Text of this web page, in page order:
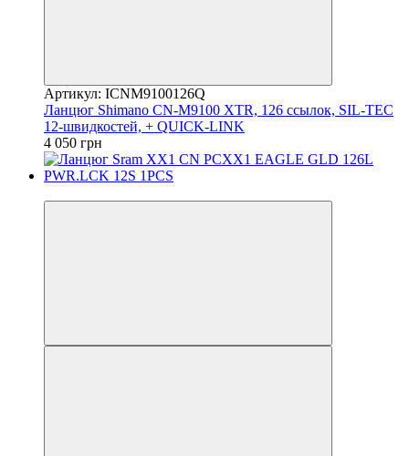
Артикул: ICNM9100126Q
Ланцюг Shimano CN-M9100 XTR, 126 ссылок, SIL-TEC
12-швидкостей, + QUICK-LINK
4 050 грн